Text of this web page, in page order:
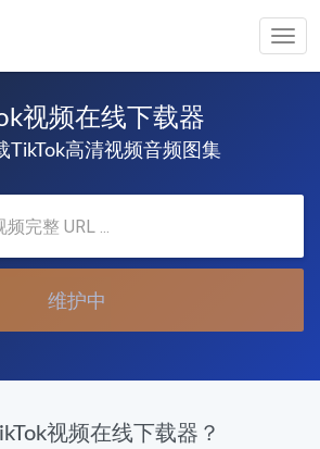
视频在线下载器
TikTok高清视频音频图集
维护中
视频在线下载器？